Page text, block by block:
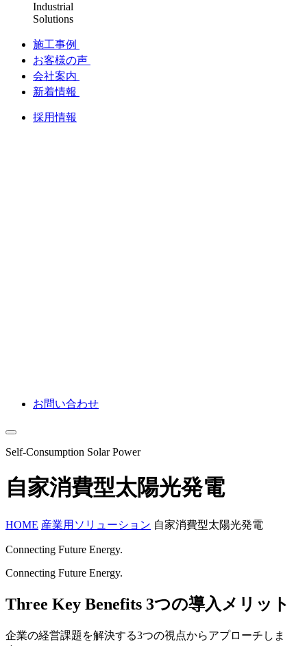
Industrial
Solutions
施工事例
お客様の声
会社案内
新着情報
採用情報
お問い合わせ
Self-Consumption Solar Power
自家消費型太陽光発電
HOME 産業用ソリューション 自家消費型太陽光発電
Connecting Future Energy.
Connecting Future Energy.
Three Key Benefits 3つの導入メリット
企業の経営課題を解決する3つの視点からアプローチしま